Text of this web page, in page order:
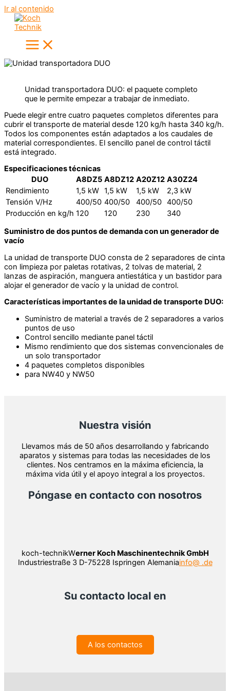
Ir al contenido
Unidad transportadora DUO: el paquete completo
que le permite empezar a trabajar de inmediato.
Puede elegir entre cuatro paquetes completos diferentes para
cubrir el transporte de material desde 120 kg/h hasta 340 kg/h.
Todos los componentes están adaptados a los caudales de
material correspondientes. El sencillo panel de control táctil
está integrado.
Especificaciones técnicas
DUO
A8DZ5 A8DZ12 A20Z12 A30Z24
Rendimiento
1,5 kW 1,5 kW 1,5 kW
2,3 kW
Tensión V/Hz
400/50 400/50 400/50 400/50
Producción en kg/h 120 120 230
340
Suministro de dos puntos de demanda con un generador de
vacío
La unidad de transporte DUO consta de 2 separadores de cinta
con limpieza por paletas rotativas, 2 tolvas de material, 2
lanzas de aspiración, manguera antiestática y un bastidor para
alojar el generador de vacío y la unidad de control.
Características importantes de la unidad de transporte DUO:
Suministro de material a través de 2 separadores a varios
puntos de uso
Control sencillo mediante panel táctil
Mismo rendimiento que dos sistemas convencionales de
un solo transportador
4 paquetes completos disponibles
para NW40 y NW50
Nuestra visión
Llevamos más de 50 años desarrollando y fabricando
aparatos y sistemas para todas las necesidades de los
clientes. Nos centramos en la máxima eficiencia, la
máxima vida útil y el apoyo integral a los proyectos.
Póngase en contacto con nosotros
koch-technikWerner Koch Maschinentechnik GmbH
Industriestraße 3 D-75228 Ispringen Alemaniainfo@ .de
Su contacto local en
A los contactos